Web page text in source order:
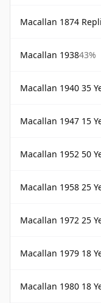
Macallan 1874
Macallan 193843%
Macallan 1940 35
Macallan 1947 15
Macallan 1952 50
Macallan 1958 25
Macallan 1972 25
Macallan 1979 18
Macallan 1980 18